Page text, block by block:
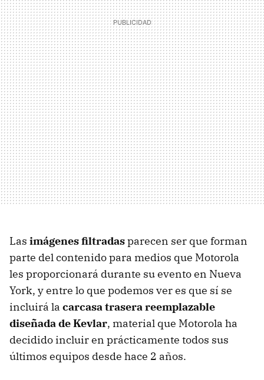
Las imágenes filtradasparecen ser que forman
parte del contenido para medios que Motorola
les proporcionará durante su evento en Nueva
York, y entre lo que podemos ver es que sí se
incluirá la carcasa trasera reemplazable
diseñada de Kevlar, material que Motorola ha
decidido incluir en prácticamente todos sus
últimos equipos desde hace 2 años.